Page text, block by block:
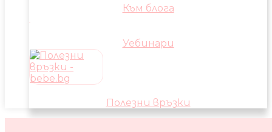
Към блога
Уебинари
Полезни връзки